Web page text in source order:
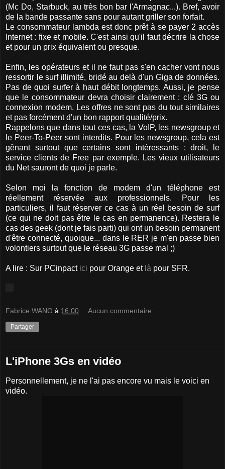
(Mc Do, Starbuck, au très bon bar l'Armagnac...). Bref, avoir
de la bande passante sans pour autant griller son forfait.
Le consommateur lambda est donc prêt à se payer 2 accès
Internet : fixe et mobile. C'est ainsi qu'il faut décrire la chose
et pour un prix équivalent ou presque.
Enfin, les opérateurs et il ne faut pas s'en cacher vont nous
ressortir le surf illimité, bridé au delà d'un Giga de données.
Pas de quoi surfer à haut débit longtemps. Aussi, je pense
que le consommateur devra choisir clairement : clé 3G ou
connexion modem. Les offres ne sont pas du tout similaires
et pas forcément d'un bon rapport qualité/prix.
Rappelons que dans tout ces cas, la VoIP, les newsgroup et
le Peer-To-Peer sont interdits. Pour les newsgroup, cela est
gênant surtout que certains sont intéressants : droit, le
service clients de Free par exemple. Les vieux utilisateurs
du Net sauront de quoi je parle.
Selon moi la fonction de modem d'un téléphone est
réellement réservée aux professionnels. Pour les
particuliers, il faut réserver ce cas à un réel besoin de surf
(ce qui ne doit pas être le cas en permanence). Restera le
cas des geek (dont je fais parti) qui ont un besoin permanent
d'être connecté, quoique... dans le RER je m'en passe bien
volontiers surtout que le réseau 3G passe mal ;)
A lire : Sur PCinpact ici pour Orange et là pour SFR.
Fabrice WANG à 16:00 Aucun commentaire:
Partager
L'iPhone 3Gs en vidéo
Personnellement, je ne l'ai pas encore vu mais le voici en
vidéo.